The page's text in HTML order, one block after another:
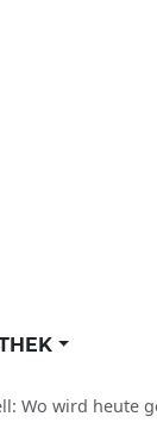
Wo wird heute